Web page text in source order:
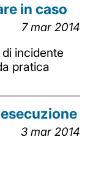
in caso
7 mar 2014
incidente
pratica
3 mar 2014